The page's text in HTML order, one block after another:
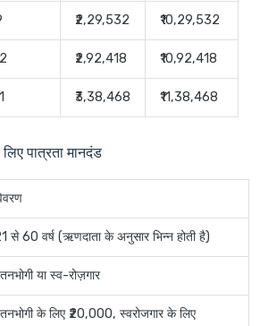
₹2,29,532 ₹10,29,532
₹2,92,418 ₹10,92,418
₹3,38,468 ₹11,38,468
पात्रता मानदंड
से 60 वर्ष (ऋणदाता के अनुसार भिन्न होती है)
या स्व-रोज़गार
के लिए ₹20,000, स्वरोजगार के लिए